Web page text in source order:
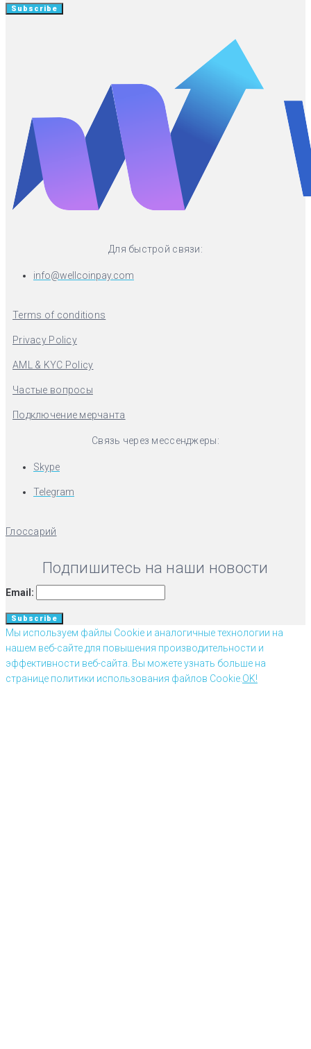
Для быстрой связи:
info@wellcoinpay.com
Terms of conditions
Privacy Policy
AML & KYC Policy
Частые вопросы
Подключение мерчанта
Связь через мессенджеры:
Skype
Telegram
Глоссарий
Подпишитесь на наши новости
Email:
Мы используем файлы Cookie и аналогичные технологии на
нашем веб-сайте для повышения производительности и
эффективности веб-сайта. Вы можете узнать больше на
странице политики использования файлов Cookie. OK!